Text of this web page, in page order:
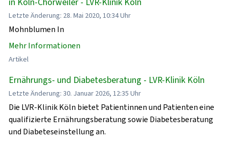
Letzte Änderung: 28. Mai 2020, 10:34 Uhr
Mohnblumen In
Mehr Informationen
Artikel
Ernährungs- und Diabetesberatung - LVR-Klinik Köln
Letzte Änderung: 30. Januar 2026, 12:35 Uhr
Die LVR-Klinik Köln bietet Patientinnen und Patienten eine
qualifizierte Ernährungsberatung sowie Diabetesberatung
und Diabeteseinstellung an.